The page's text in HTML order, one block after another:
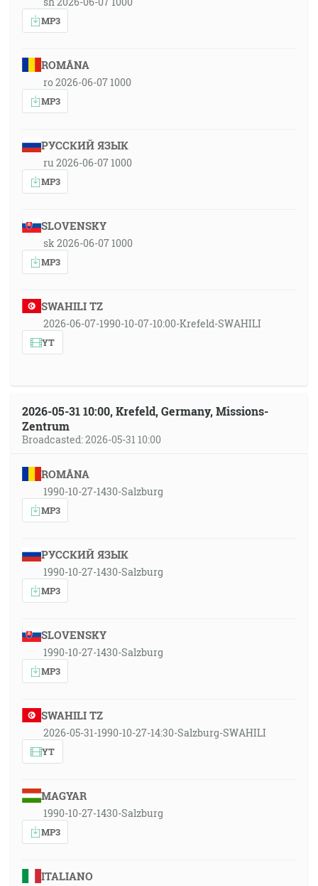
MP3
ROMÂNA
ro 2026-06-07 1000
MP3
РУССКИЙ ЯЗЫК
ru 2026-06-07 1000
MP3
SLOVENSKY
sk 2026-06-07 1000
MP3
SWAHILI TZ
2026-06-07-1990-10-07-10:00-Krefeld-SWAHILI
YT
2026-05-31 10:00, Krefeld, Germany, Missions-
Zentrum
Broadcasted: 2026-05-31 10:00
ROMÂNA
1990-10-27-1430-Salzburg
MP3
РУССКИЙ ЯЗЫК
1990-10-27-1430-Salzburg
MP3
SLOVENSKY
1990-10-27-1430-Salzburg
MP3
SWAHILI TZ
2026-05-31-1990-10-27-14:30-Salzburg-SWAHILI
YT
MAGYAR
1990-10-27-1430-Salzburg
MP3
ITALIANO